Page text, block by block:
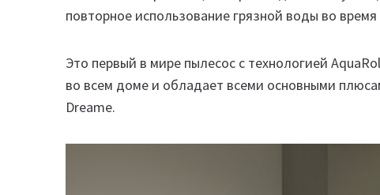
повторное использование грязной воды во время
Это первый в мире пылесос с технологией
во всем доме и обладает всеми основными
Dreame.